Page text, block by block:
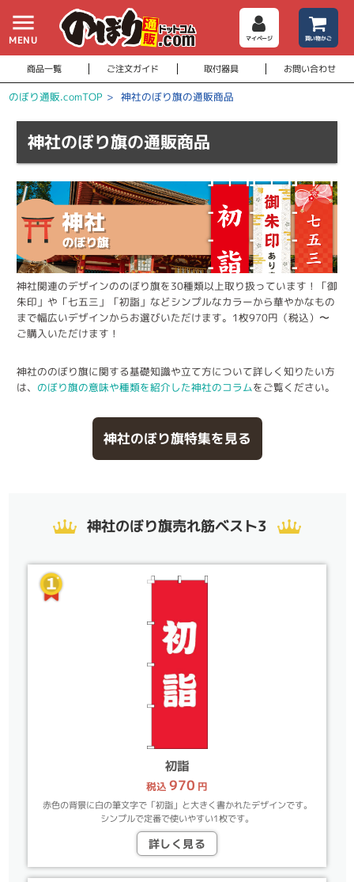
menu
MENU マイページ 買い物かご
商品一覧 ご注文ガイド 取付器具 お問い合わせ
のぼり通販.comTOP > 神社のぼり旗の通販商品
神社のぼり旗の通販商品
神社関連のデザインののぼり旗を30種類以上取り扱っています！「御
朱印」や「七五三」「初詣」などシンプルなカラーから華やかなもの
まで幅広いデザインからお選びいただけます。1枚970円（税込）〜
ご購入いただけます！
神社ののぼり旗に関する基礎知識や立て方について詳しく知りたい方
は、 のぼり旗の意味や種類を紹介した神社のコラムをご覧ください。
神社のぼり旗特集を見る
神社のぼり旗売れ筋ベスト3
初詣
税込 970 円
赤色の背景に白の筆文字で「初詣」と大きく書かれたデザインです。
シンプルで定番で使いやすい1枚です。
詳しく見る